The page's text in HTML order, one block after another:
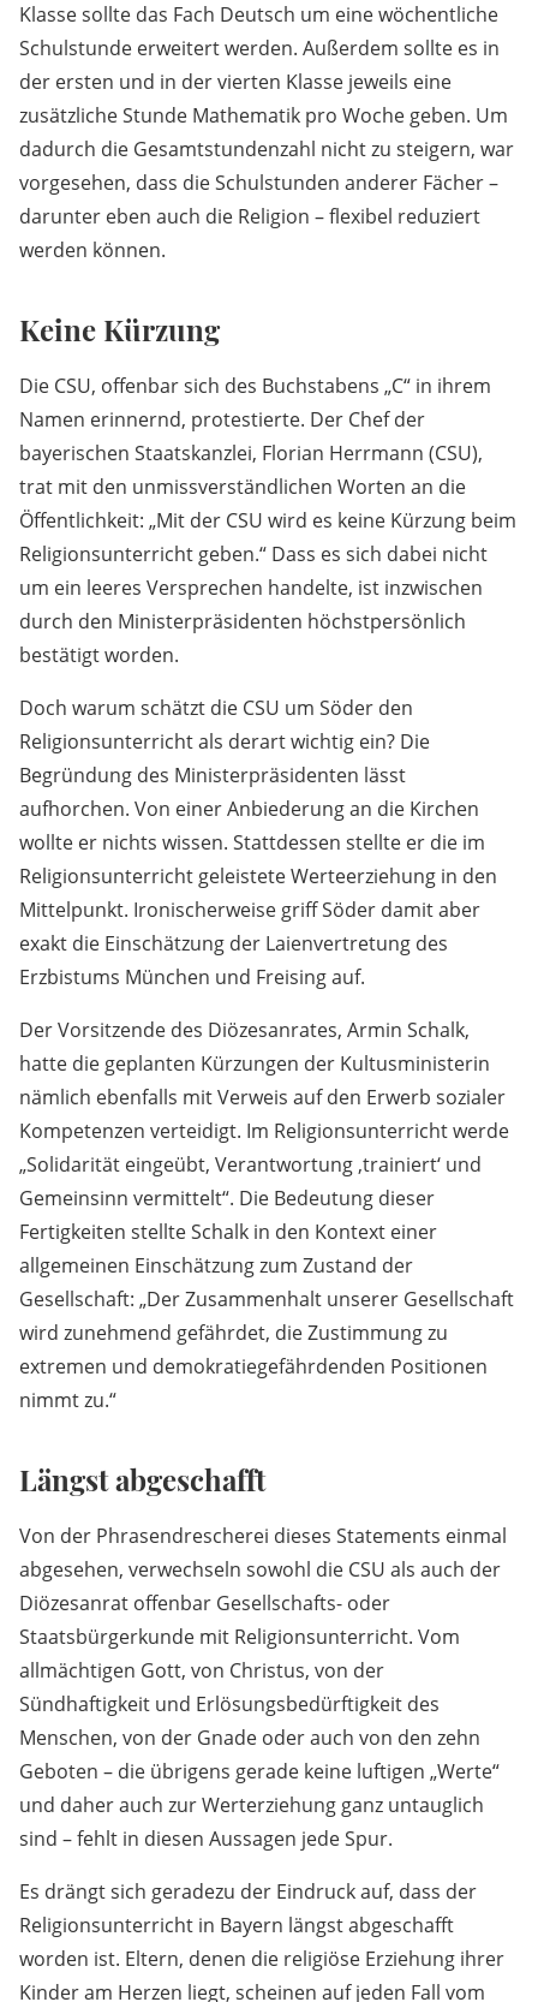
Klasse sollte das Fach Deutsch um eine wöchentliche
Schulstunde erweitert werden. Außerdem sollte es in
der ersten und in der vierten Klasse jeweils eine
zusätzliche Stunde Mathematik pro Woche geben. Um
dadurch die Gesamtstundenzahl nicht zu steigern, war
vorgesehen, dass die Schulstunden anderer Fächer –
darunter eben auch die Religion – flexibel reduziert
werden können.
Keine Kürzung
Die CSU, offenbar sich des Buchstabens „C“ in ihrem
Namen erinnernd, protestierte. Der Chef der
bayerischen Staatskanzlei, Florian Herrmann (CSU),
trat mit den unmissverständlichen Worten an die
Öffentlichkeit: „Mit der CSU wird es keine Kürzung beim
Religionsunterricht geben.“ Dass es sich dabei nicht
um ein leeres Versprechen handelte, ist inzwischen
durch den Ministerpräsidenten höchstpersönlich
bestätigt worden.
Doch warum schätzt die CSU um Söder den
Religionsunterricht als derart wichtig ein? Die
Begründung des Ministerpräsidenten lässt
aufhorchen. Von einer Anbiederung an die Kirchen
wollte er nichts wissen. Stattdessen stellte er die im
Religionsunterricht geleistete Werteerziehung in den
Mittelpunkt. Ironischerweise griff Söder damit aber
exakt die Einschätzung der Laienvertretung des
Erzbistums München und Freising auf.
Der Vorsitzende des Diözesanrates, Armin Schalk,
hatte die geplanten Kürzungen der Kultusministerin
nämlich ebenfalls mit Verweis auf den Erwerb sozialer
Kompetenzen verteidigt. Im Religionsunterricht werde
„Solidarität eingeübt, Verantwortung ‚trainiert‘ und
Gemeinsinn vermittelt“. Die Bedeutung dieser
Fertigkeiten stellte Schalk in den Kontext einer
allgemeinen Einschätzung zum Zustand der
Gesellschaft: „Der Zusammenhalt unserer Gesellschaft
wird zunehmend gefährdet, die Zustimmung zu
extremen und demokratiegefährdenden Positionen
nimmt zu.“
Längst abgeschafft
Von der Phrasendrescherei dieses Statements einmal
abgesehen, verwechseln sowohl die CSU als auch der
Diözesanrat offenbar Gesellschafts- oder
Staatsbürgerkunde mit Religionsunterricht. Vom
allmächtigen Gott, von Christus, von der
Sündhaftigkeit und Erlösungsbedürftigkeit des
Menschen, von der Gnade oder auch von den zehn
Geboten – die übrigens gerade keine luftigen „Werte“
und daher auch zur Werterziehung ganz untauglich
sind – fehlt in diesen Aussagen jede Spur.
Es drängt sich geradezu der Eindruck auf, dass der
Religionsunterricht in Bayern längst abgeschafft
worden ist. Eltern, denen die religiöse Erziehung ihrer
Kinder am Herzen liegt, scheinen auf jeden Fall vom